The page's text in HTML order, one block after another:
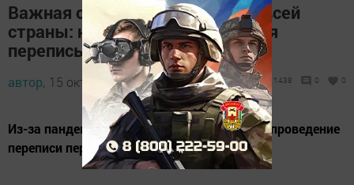
Важная статистика для жизни всей
страны: началась Всероссийская
перепись населения
автор, 15 октября 2021 - 09:45 1438 0 0
Из-за пандемии коронавирусной инфекции проведение
переписи переносили три раза.